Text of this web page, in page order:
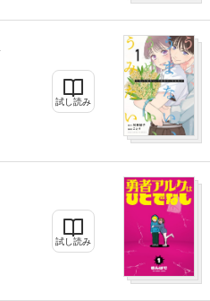
試し読み
試し読み